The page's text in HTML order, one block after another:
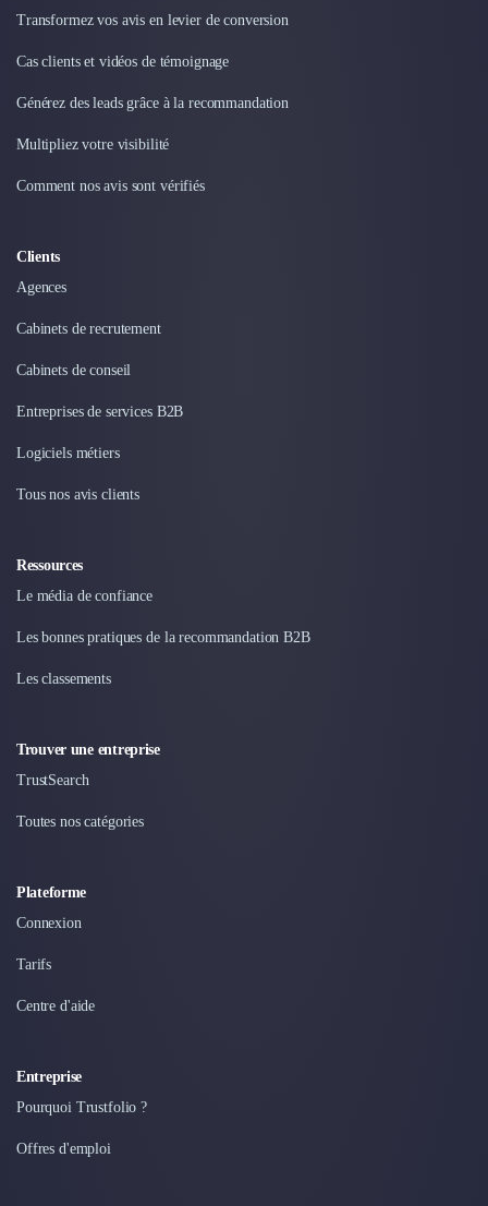
Transformez vos avis en levier de conversion
Cas clients et vidéos de témoignage
Générez des leads grâce à la recommandation
Multipliez votre visibilité
Comment nos avis sont vérifiés
Clients
Agences
Cabinets de recrutement
Cabinets de conseil
Entreprises de services B2B
Logiciels métiers
Tous nos avis clients
Ressources
Le média de confiance
Les bonnes pratiques de la recommandation B2B
Les classements
Trouver une entreprise
TrustSearch
Toutes nos catégories
Plateforme
Connexion
Tarifs
Centre d'aide
Entreprise
Pourquoi Trustfolio ?
Offres d'emploi